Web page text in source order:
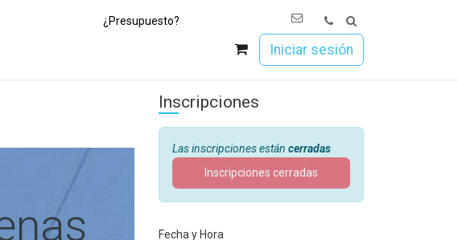
¿Presupuesto?
Iniciar sesión
Inscripciones
Las inscripciones están cerradas
Inscripciones cerradas
Fecha y Hora